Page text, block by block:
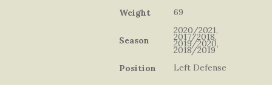
Weight 69
Season
2020/2021,
2017/2018,
2019/2020,
2018/2019
Position
Left Defense